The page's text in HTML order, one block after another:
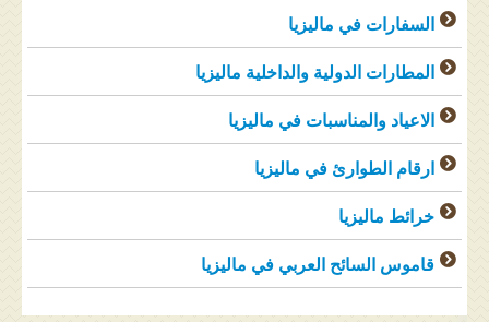
السفارات في ماليزيا
المطارات الدولية والداخلية ماليزيا
الاعياد والمناسبات في ماليزيا
ارقام الطوارئ في ماليزيا
خرائط ماليزيا
قاموس السائح العربي في ماليزيا